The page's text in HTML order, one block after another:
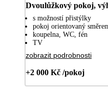
Dvoulůžkový pokoj,
s možností přistýlky
pokoj orientovaný
koupelna, WC, fén
TV
zobrazit podrobnosti
+2 000 Kč /pokoj